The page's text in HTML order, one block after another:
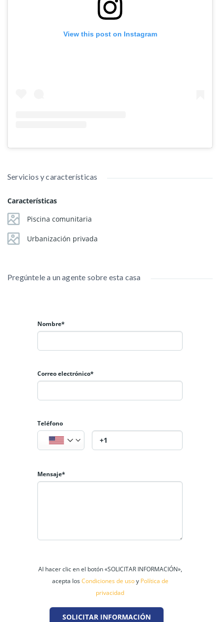
View this post on Instagram
Servicios y características
Características
Piscina comunitaria
Urbanización privada
Pregúntele a un agente sobre esta casa
Nombre*
Correo electrónico*
Teléfono
Mensaje*
Al hacer clic en el botón «SOLICITAR INFORMACIÓN»,
acepta losCondiciones de usoy Política de
privacidad
SOLICITAR INFORMACIÓN